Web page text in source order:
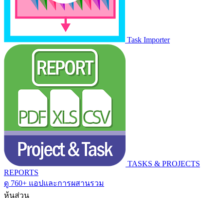
Task Importer
TASKS & PROJECTS
REPORTS
ดู 760+ แอปและการผสานรวม
หุ้นส่วน